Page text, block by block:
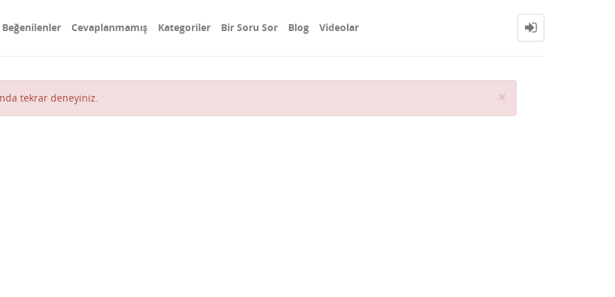
Beğenilenler Cevaplanmamış Kategoriler Bir Soru Sor Blog Videolar
tekrar deneyiniz. ×